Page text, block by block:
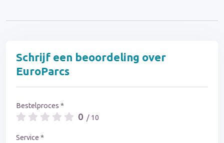
Schrijf een beoordeling over
EuroParcs
Bestelproces *
0 / 10
Service *